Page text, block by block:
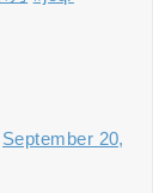
September 20,